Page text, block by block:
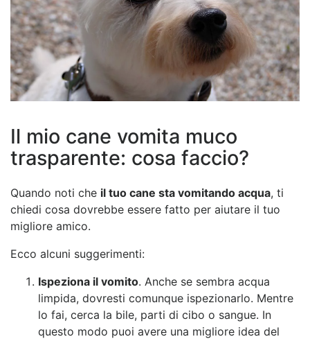
Il mio cane vomita muco
trasparente: cosa faccio?
Quando noti che il tuo cane sta vomitando acqua, ti
chiedi cosa dovrebbe essere fatto per aiutare il tuo
migliore amico.
Ecco alcuni suggerimenti:
Ispeziona il vomito. Anche se sembra acqua
limpida, dovresti comunque ispezionarlo. Mentre
lo fai, cerca la bile, parti di cibo o sangue. In
questo modo puoi avere una migliore idea del